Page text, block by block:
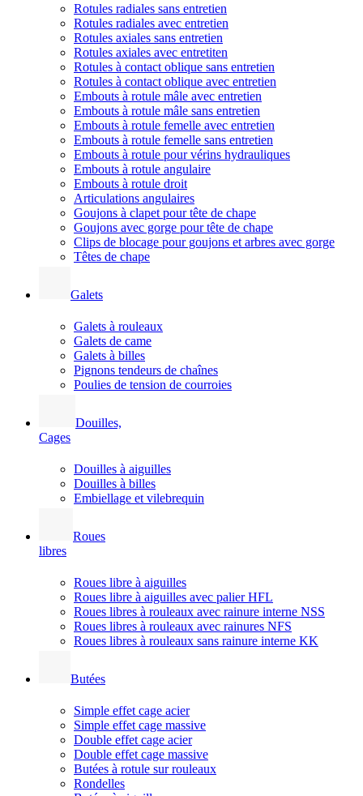
Rotules radiales sans entretien
Rotules radiales avec entretien
Rotules axiales sans entretien
Rotules axiales avec entretiten
Rotules à contact oblique sans entretien
Rotules à contact oblique avec entretien
Embouts à rotule mâle avec entretien
Embouts à rotule mâle sans entretien
Embouts à rotule femelle avec entretien
Embouts à rotule femelle sans entretien
Embouts à rotule pour vérins hydrauliques
Embouts à rotule angulaire
Embouts à rotule droit
Articulations angulaires
Goujons à clapet pour tête de chape
Goujons avec gorge pour tête de chape
Clips de blocage pour goujons et arbres avec gorge
Têtes de chape
Galets
Galets à rouleaux
Galets de came
Galets à billes
Pignons tendeurs de chaînes
Poulies de tension de courroies
Douilles,
Cages
Douilles à aiguilles
Douilles à billes
Embiellage et vilebrequin
Roues
libres
Roues libre à aiguilles
Roues libre à aiguilles avec palier HFL
Roues libres à rouleaux avec rainure interne NSS
Roues libres à rouleaux avec rainures NFS
Roues libres à rouleaux sans rainure interne KK
Butées
Simple effet cage acier
Simple effet cage massive
Double effet cage acier
Double effet cage massive
Butées à rotule sur rouleaux
Rondelles